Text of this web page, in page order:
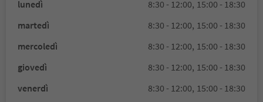
lunedì 8:30 - 12:00, 15:00 - 18:30
martedì
8:30 - 12:00, 15:00 - 18:30
mercoledì
8:30 - 12:00, 15:00 - 18:30
giovedì
8:30 - 12:00, 15:00 - 18:30
venerdì
8:30 - 12:00, 15:00 - 18:30